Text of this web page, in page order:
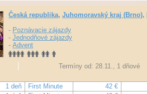
Česká republika, Juhomoravský kraj (Brno),
- Poznávacie zájazdy
- Jednodňové zájazdy
- Advent
Termíny od: 28.11., 1 dňové
1 deň First Minute 42 €